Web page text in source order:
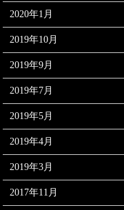
2020年1月
2019年10月
2019年9月
2019年7月
2019年5月
2019年4月
2019年3月
2017年11月